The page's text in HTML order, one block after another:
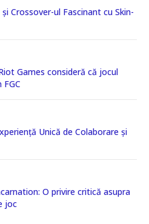
Crossover-ul Fascinant cu Skin-
Games consideră că jocul
FGC
Unică de Colaborare și
O privire critică asupra
joc